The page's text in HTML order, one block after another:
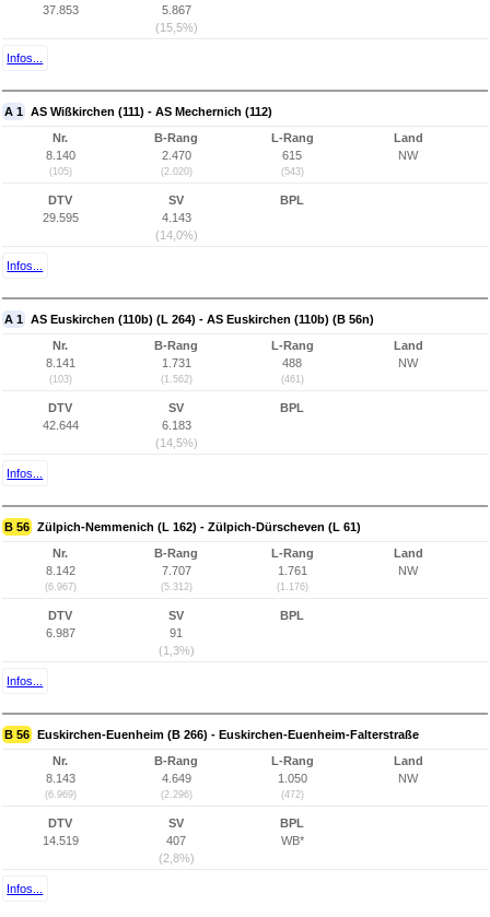
37.853
5.867
(15,5%)
Infos...
A 1 AS Wißkirchen (111) - AS Mechernich (112)
Nr.
8.140
(105)
B-Rang
2.470
(2.020)
L-Rang
615
(543)
Land
NW
DTV
29.595
SV
4.143
(14,0%)
BPL
Infos...
A 1 AS Euskirchen (110b) (L 264) - AS Euskirchen (110b) (B 56n)
Nr.
8.141
(103)
B-Rang
1.731
(1.562)
L-Rang
488
(461)
Land
NW
DTV
42.644
SV
6.183
(14,5%)
BPL
Infos...
B 56 Zülpich-Nemmenich (L 162) - Zülpich-Dürscheven (L 61)
Nr.
8.142
(6.967)
B-Rang
7.707
(5.312)
L-Rang
1.761
(1.176)
Land
NW
DTV
6.987
SV
91
(1,3%)
BPL
Infos...
B 56 Euskirchen-Euenheim (B 266) - Euskirchen-Euenheim-Falterstraße
Nr.
8.143
(6.969)
B-Rang
4.649
(2.296)
L-Rang
1.050
(472)
Land
NW
DTV
14.519
SV
407
(2,8%)
BPL
WB*
Infos...